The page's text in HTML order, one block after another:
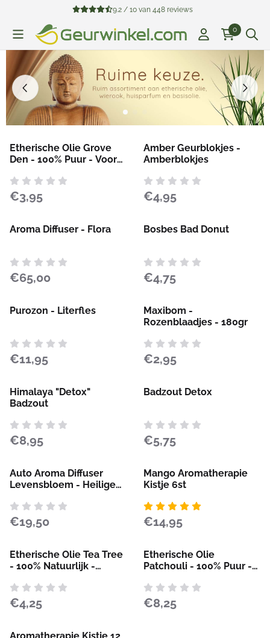
Cookievoorkeuren zijn beschikbaar. Kies instellingen of sta
9.2 / 10 van448 reviews
0
Etherische Olie Grove
Den - 100% Puur - Voor
Prijs: 3,95
€3,95
Amber Geurblokjes -
Amberblokjes
Prijs: 4,95
€4,95
Aroma Diffuser - Flora
Prijs: 65,00
€65,00
Bosbes Bad Donut
Prijs: 4,75
€4,75
Purozon - Literfles
Prijs: 11,95
€11,95
Maxibom -
Rozenblaadjes - 180gr
Prijs: 2,95
€2,95
Himalaya "Detox"
Badzout
Prijs: 8,95
€8,95
Badzout Detox
Prijs: 5,75
€5,75
Auto Aroma Diffuser
Levensbloem - Heilige
| Geurwinkel
Prijs: 19,50
€19,50
Mango Aromatherapie
Kistje 6st
Prijs: 14,95
€14,95
Etherische Olie Tea Tree
- 100% Natuurlijk -
Prijs: 4,25
€4,25
Etherische Olie
Patchouli - 100% Puur -
Karaktervol
Prijs: 8,25
€8,25